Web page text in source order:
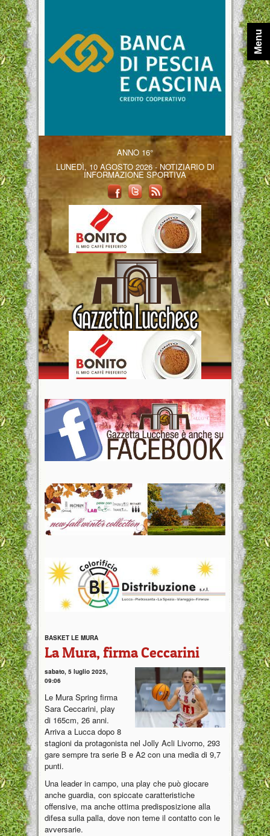
ANNO 16°
LUNEDÌ, 10 AGOSTO 2026 - NOTIZIARIO DI
INFORMAZIONE SPORTIVA
BASKET LE MURA
La Mura, firma Ceccarini
sabato, 5 luglio 2025,
09:06
Le Mura Spring firma
Sara Ceccarini, play
di 165cm, 26 anni.
Arriva a Lucca dopo 8
stagioni da protagonista nel Jolly Acli Livorno, 293
gare sempre tra serie B e A2 con una media di 9,7
punti.
Una leader in campo, una play che può giocare
anche guardia, con spiccate caratteristiche
offensive, ma anche ottima predisposizione alla
difesa sulla palla, dove non teme il contatto con le
avversarie.
Menu